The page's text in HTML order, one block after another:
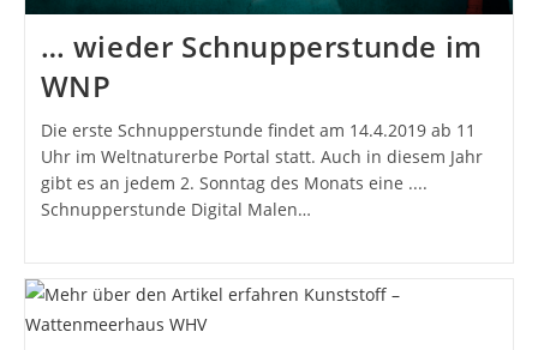
… wieder Schnupperstunde im
WNP
Die erste Schnupperstunde findet am 14.4.2019 ab 11
Uhr im Weltnaturerbe Portal statt. Auch in diesem Jahr
gibt es an jedem 2. Sonntag des Monats eine ....
Schnupperstunde Digital Malen…